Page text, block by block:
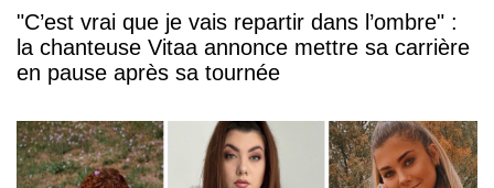
"C’est vrai que je vais repartir dans l’ombre" :
la chanteuse Vitaa annonce mettre sa carrière
en pause après sa tournée